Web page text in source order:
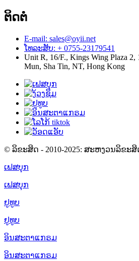
ຕິດຕໍ່
E-mail: sales@oyii.net
ໂທລະສັບ: + 0755-23179541
Unit R, 16/F., Kings Wing Plaza 2,
Mun, Sha Tin, NT, Hong Kong
© ລິຂະສິດ - 2010-2025: ສະຫງວນລິຂະ
ເຟສບຸກ
ເຟສບຸກ
ຢູທູບ
ຢູທູບ
ອິນສະຕາແກຣມ
ອິນສະຕາແກຣມ